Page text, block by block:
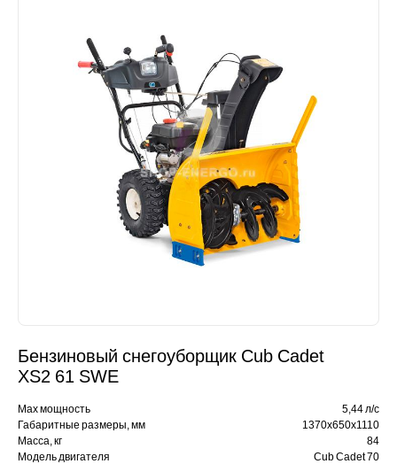
Бензиновый снегоуборщик Cub Cadet
XS2 61 SWE
Max мощность
5,44 л/с
Габаритные размеры, мм
1370x650x1110
Масса, кг
84
Модель двигателя
Cub Cadet 70